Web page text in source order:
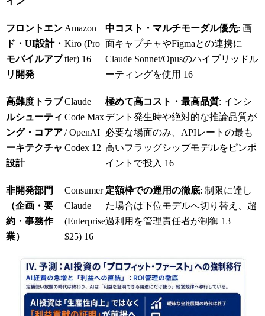
フロントエン
ド・UI設計・
モバイルアプ
リ開発
Amazon
Kiro (Pro
tier) 16
中コスト・マルチモーダル優先: 画
面キャプチャやFigmaとの連携に
Claude Sonnet/Opusのハイブリッドル
ーティングを使用 16
高難度トラブ
ルシューティ
ング・コアア
ーキテクチャ
設計
Claude
Code Max
/ OpenAI
Codex 12
極めて高コスト・最高品質: インシ
デント発生時や絶対的な推論品質が
必要な場面のみ、APIレートの最も
高いフラッグシップモデルをピンポ
イントで投入 16
非開発部門
（企画・要
約・事務作
業）
Consumer
Claude
(Enterprise
$25) 16
定額枠での運用の徹底: 制限に達し
た場合は下位モデルへ切り替え、超
過利用を管理責任者が制御 13